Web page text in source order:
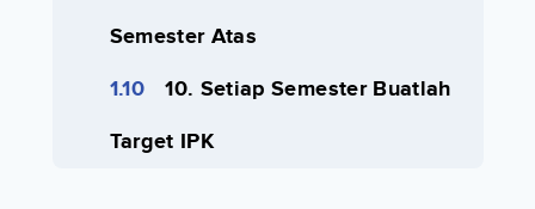
Semester Atas
10. Setiap Semester Buatlah
Target IPK